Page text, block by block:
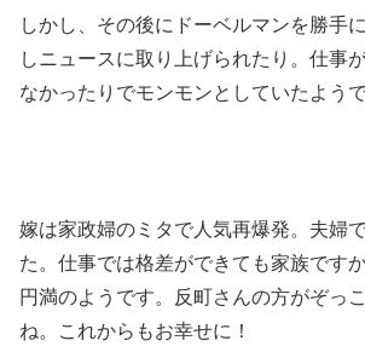
しかし、その後にドーベルマンを勝手
しニュースに取り上げられたり。仕事
なかったりでモンモンとしていたようで
嫁は家政婦のミタで人気再爆発。夫婦
た。仕事では格差ができても家族です
円満のようです。反町さんの方がぞっ
ね。これからもお幸せに！